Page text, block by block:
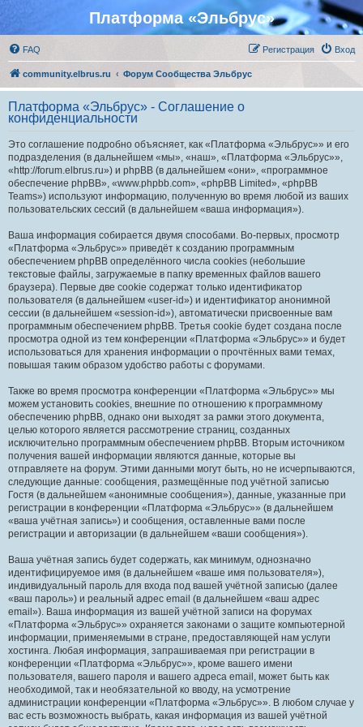
Платформа «Эльбрус»
FAQ Вход
Регистрация
community.elbrus.ru Форум Сообщества Эльбрус
Платформа «Эльбрус» - Соглашение о
конфиденциальности
Это соглашение подробно объясняет, как «Платформа «Эльбрус»» и его
подразделения (в дальнейшем «мы», «наш», «Платформа «Эльбрус»»,
«http://forum.elbrus.ru») и phpBB (в дальнейшем «они», «программное
обеспечение phpBB», «www.phpbb.com», «phpBB Limited», «phpBB
Teams») используют информацию, полученную во время любой из ваших
пользовательских сессий (в дальнейшем «ваша информация»).
Ваша информация собирается двумя способами. Во-первых, просмотр
«Платформа «Эльбрус»» приведёт к созданию программным
обеспечением phpBB определённого числа cookies (небольшие
текстовые файлы, загружаемые в папку временных файлов вашего
браузера). Первые две cookie содержат только идентификатор
пользователя (в дальнейшем «user-id») и идентификатор анонимной
сессии (в дальнейшем «session-id»), автоматически присвоенные вам
программным обеспечением phpBB. Третья cookie будет создана после
просмотра одной из тем конференции «Платформа «Эльбрус»» и будет
использоваться для хранения информации о прочтённых вами темах,
повышая таким образом удобство работы с форумами.
Также во время просмотра конференции «Платформа «Эльбрус»» мы
можем установить cookies, внешние по отношению к программному
обеспечению phpBB, однако они выходят за рамки этого документа,
целью которого является рассмотрение страниц, созданных
исключительно программным обеспечением phpBB. Вторым источником
получения вашей информации являются данные, которые вы
отправляете на форум. Этими данными могут быть, но не исчерпываются,
следующие данные: сообщения, размещённые под учётной записью
Гостя (в дальнейшем «анонимные сообщения»), данные, указанные при
регистрации в конференции «Платформа «Эльбрус»» (в дальнейшем
«ваша учётная запись») и сообщения, оставленные вами после
регистрации и авторизации (в дальнейшем «ваши сообщения»).
Ваша учётная запись будет содержать, как минимум, однозначно
идентифицируемое имя (в дальнейшем «ваше имя пользователя»),
индивидуальный пароль для входа под вашей учётной записью (далее
«ваш пароль») и реальный адрес email (в дальнейшем «ваш адрес
email»). Ваша информация из вашей учётной записи на форумах
«Платформа «Эльбрус»» охраняется законами о защите компьютерной
информации, применяемыми в стране, предоставляющей нам услуги
хостинга. Любая информация, запрашиваемая при регистрации в
конференции «Платформа «Эльбрус»», кроме вашего имени
пользователя, вашего пароля и вашего адреса email, может быть как
необходимой, так и необязательной ко вводу, на усмотрение
администрации конференции «Платформа «Эльбрус»». В любом случае у
вас есть возможность выбрать, какая информация из вашей учётной